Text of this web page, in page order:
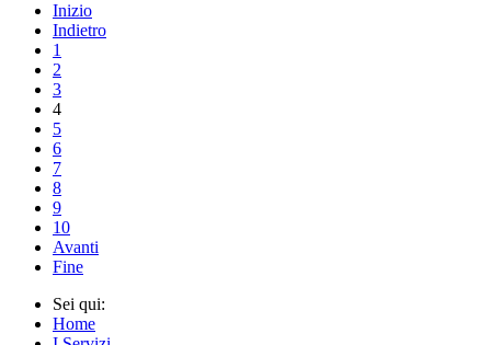
Inizio
Indietro
1
2
3
4
5
6
7
8
9
10
Avanti
Fine
Sei qui:
Home